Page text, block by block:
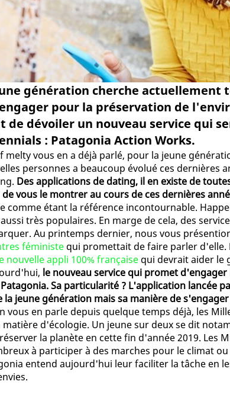
génération cherche actuellement
pour la préservation de
de dévoiler un nouveau service qui
: Patagonia Action Works.
melty vous en a déjà parlé, pour la jeune
personnes a beaucoup évolué ces dernières
Des applications de dating, il en existe de
vous le montrer au cours de ces dernières
comme étant la référence incontournable.
très populaires. En marge de cela, des
Au printemps dernier, nous vous
féministe qui promettait de faire parler d'elle.
nouvelle appli 100% française qui devrait aider le
le nouveau service qui promet
Sa particularité ? L'application lancée
la jeune génération mais sa manière de
vous en parle depuis quelque temps déjà, les
d'écologie. Un jeune sur deux se dit
la planète en cette fin d'année 2019. Les
à participer à des marches pour le climat
entend aujourd'hui leur faciliter la tâche en